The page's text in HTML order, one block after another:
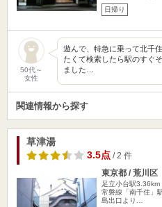
日帰り
50代～
女性
遊んで、特急に乗って北千
たくて検索したら駅のすぐ
ました…
関連情報から探す
草津湯
3.5点/ 2 件
東京都 / 荒川区
足立小台駅3.36km
常磐線「南千住」
島出口より…